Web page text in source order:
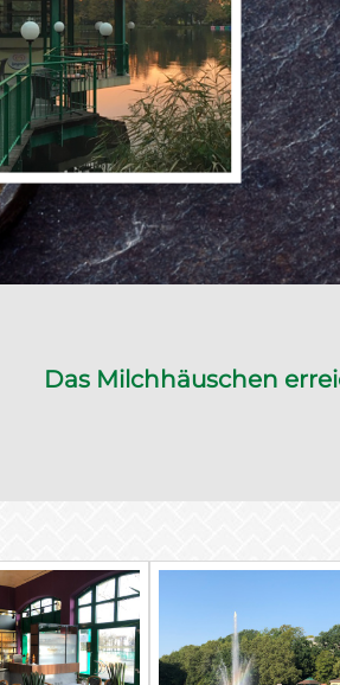
Das Milchhäuschen